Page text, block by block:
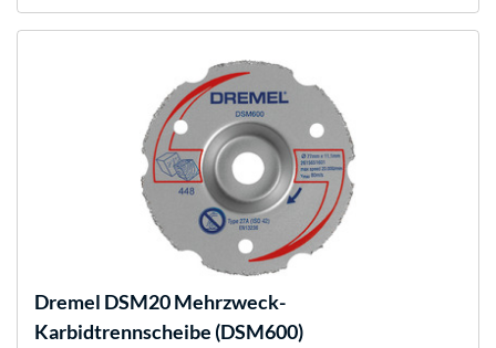
Dremel DSM20 Mehrzweck-
Karbidtrennscheibe (DSM600)